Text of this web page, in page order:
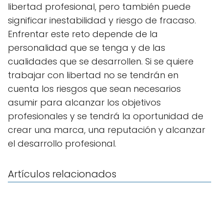
libertad profesional, pero también puede
significar inestabilidad y riesgo de fracaso.
Enfrentar este reto depende de la
personalidad que se tenga y de las
cualidades que se desarrollen. Si se quiere
trabajar con libertad no se tendrán en
cuenta los riesgos que sean necesarios
asumir para alcanzar los objetivos
profesionales y se tendrá la oportunidad de
crear una marca, una reputación y alcanzar
el desarrollo profesional.
Artículos relacionados